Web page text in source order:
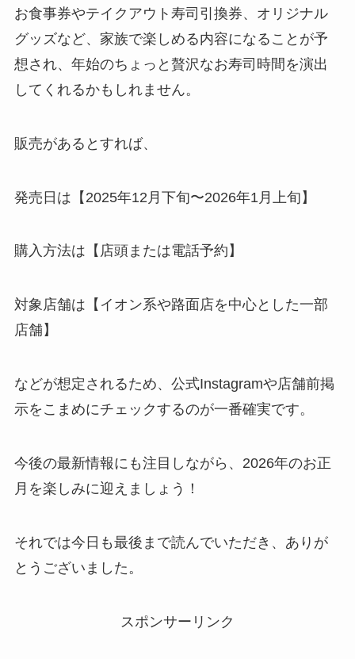
お食事券やテイクアウト寿司引換券、オリジナル
グッズなど、家族で楽しめる内容になることが予
想され、年始のちょっと贅沢なお寿司時間を演出
してくれるかもしれません。
販売があるとすれば、
発売日は【2025年12月下旬〜2026年1月上旬】
購入方法は【店頭または電話予約】
対象店舗は【イオン系や路面店を中心とした一部
店舗】
などが想定されるため、公式Instagramや店舗前掲
示をこまめにチェックするのが一番確実です。
今後の最新情報にも注目しながら、2026年のお正
月を楽しみに迎えましょう！
それでは今日も最後まで読んでいただき、ありが
とうございました。
スポンサーリンク